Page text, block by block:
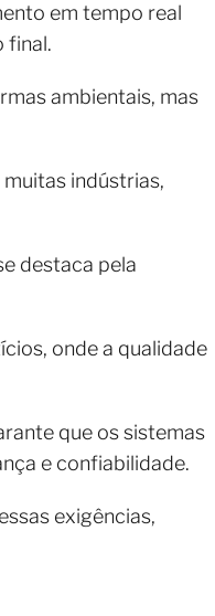
em tempo real
final.
ambientais, mas
indústrias,
destaca pela
onde a qualidade
que os sistemas
e confiabilidade.
exigências,